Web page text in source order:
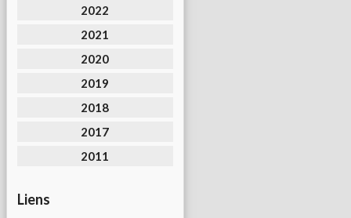
2022
2021
2020
2019
2018
2017
2011
Liens